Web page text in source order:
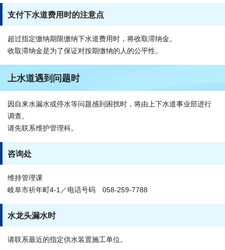
支付下水道费用时的注意点
超过指定缴纳期限缴纳下水道费用时，将收取滞纳金。
收取滞纳金是为了保证对按期缴纳的人的公平性。
上水道遇到问题时
因自来水漏水或停水等问题感到困扰时，将由上下水道事业部进行
调查。
请先联系维护管理科。
咨询处
维持管理课
岐阜市祈年町4-1／电话号码 058-259-7788
水龙头漏水时
请联系最近的指定供水装置施工单位。